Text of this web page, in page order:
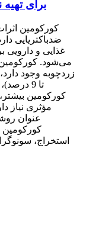
برای
کورکومین
ضدباکتریایی
غذایی و دارویی
می‌شود.
تا 9
کورکومین
مؤثری نیاز
عنوان
استخراج،